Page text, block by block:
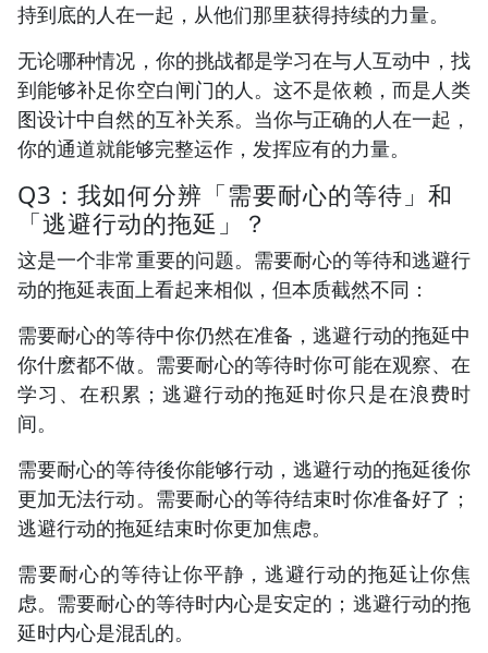
持到底的人在一起，从他们那里获得持续的力量。
无论哪种情况，你的挑战都是学习在与人互动中，找
到能够补足你空白闸门的人。这不是依赖，而是人类
图设计中自然的互补关系。当你与正确的人在一起，
你的通道就能够完整运作，发挥应有的力量。
Q3：我如何分辨「需要耐心的等待」和
「逃避行动的拖延」？
这是一个非常重要的问题。需要耐心的等待和逃避行
动的拖延表面上看起来相似，但本质截然不同：
需要耐心的等待中你仍然在准备，逃避行动的拖延中
你什麽都不做。需要耐心的等待时你可能在观察、在
学习、在积累；逃避行动的拖延时你只是在浪费时
间。
需要耐心的等待後你能够行动，逃避行动的拖延後你
更加无法行动。需要耐心的等待结束时你准备好了；
逃避行动的拖延结束时你更加焦虑。
需要耐心的等待让你平静，逃避行动的拖延让你焦
虑。需要耐心的等待时内心是安定的；逃避行动的拖
延时内心是混乱的。